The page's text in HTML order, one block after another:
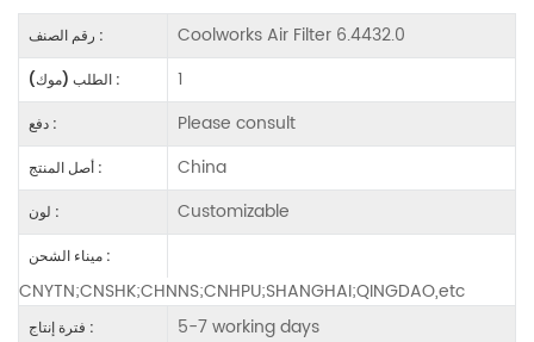
رقم الصنف : Coolworks Air Filter 6.4432.0
الطلب (موك) : 1
دفع : Please consult
أصل المنتج : China
لون : Customizable
ميناء الشحن :
CNYTN;CNSHK;CHNNS;CNHPU;SHANGHAI;QINGDAO,etc
فترة إنتاج : 5-7 working days